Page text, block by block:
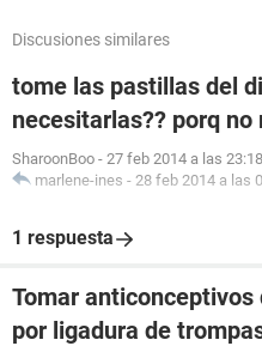
Discusiones similares
tome las pastillas del
necesitarlas?? porq no
SharoonBoo - 27 feb 2014 a las 23:18
marlene-ines - 28 feb 2014 a las
1 respuesta
Tomar anticonceptivos
por ligadura de